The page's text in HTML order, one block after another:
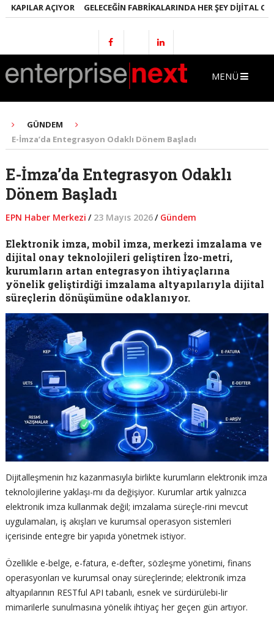
AÇIYOR GELECEĞIN FABRIKALARINDA HER ŞEY DIJITAL OLACAK
MENÜ
GÜNDEM
E-İmza’da Entegrasyon Odaklı Dönem Başladı
E-İmza’da Entegrasyon Odaklı
Dönem Başladı
EPN Haber Merkezi / 23 Mayıs 2026/ Gündem
Elektronik imza, mobil imza, merkezi imzalama ve
dijital onay teknolojileri geliştiren İzo-metri,
kurumların artan entegrasyon ihtiyaçlarına
yönelik geliştirdiği imzalama altyapılarıyla dijital
süreçlerin dönüşümüne odaklanıyor.
Dijitalleşmenin hız kazanmasıyla birlikte kurumların elektronik imza
teknolojilerine yaklaşı-mı da değişiyor. Kurumlar artık yalnızca
elektronik imza kullanmak değil; imzalama süreçle-rini mevcut
uygulamaları, iş akışları ve kurumsal operasyon sistemleri
içerisinde entegre bir yapıda yönetmek istiyor.
Özellikle e-belge, e-fatura, e-defter, sözleşme yönetimi, finans
operasyonları ve kurumsal onay süreçlerinde; elektronik imza
altyapılarının RESTful API tabanlı, esnek ve sürdürülebi-lir
mimarilerle sunulmasına yönelik ihtiyaç her geçen gün artıyor.